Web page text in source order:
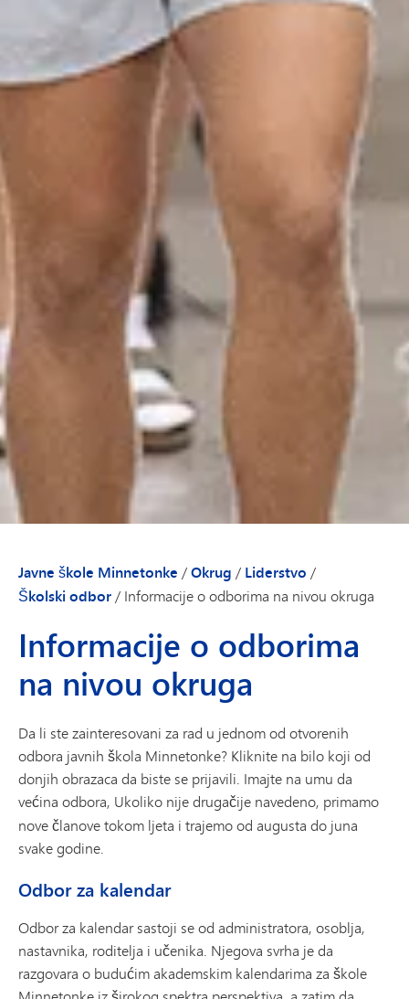
Javne škole Minnetonke /Okrug / Liderstvo /
Školski odbor / Informacije o odborima na nivou okruga
Informacije o odborima
na nivou okruga
Da li ste zainteresovani za rad u jednom od otvorenih
odbora javnih škola Minnetonke? Kliknite na bilo koji od
donjih obrazaca da biste se prijavili. Imajte na umu da
većina odbora, Ukoliko nije drugačije navedeno, primamo
nove članove tokom ljeta i trajemo od augusta do juna
svake godine.
Odbor za kalendar
Odbor za kalendar sastoji se od administratora, osoblja,
nastavnika, roditelja i učenika. Njegova svrha je da
razgovara o budućim akademskim kalendarima za škole